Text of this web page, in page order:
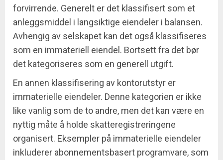
forvirrende. Generelt er det klassifisert som et
anleggsmiddel i langsiktige eiendeler i balansen.
Avhengig av selskapet kan det også klassifiseres
som en immateriell eiendel. Bortsett fra det bør
det kategoriseres som en generell utgift.
En annen klassifisering av kontorutstyr er
immaterielle eiendeler. Denne kategorien er ikke
like vanlig som de to andre, men det kan være en
nyttig måte å holde skatteregistreringene
organisert. Eksempler på immaterielle eiendeler
inkluderer abonnementsbasert programvare, som